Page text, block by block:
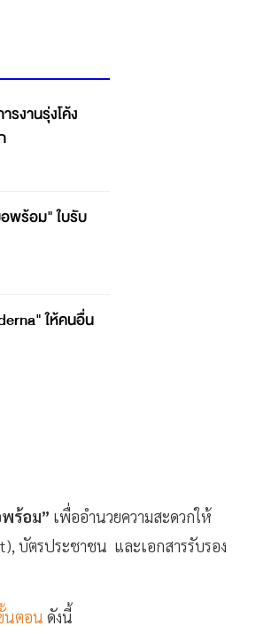
รงานรุ่งโค้ง
พร้อม" ใบรับ
ให้คนอื่น
ร้อม” เพื่ออำนวยความสะดวกให้
บัตรประชาชน และเอกสารรับรอง
นตอน ดังนี้